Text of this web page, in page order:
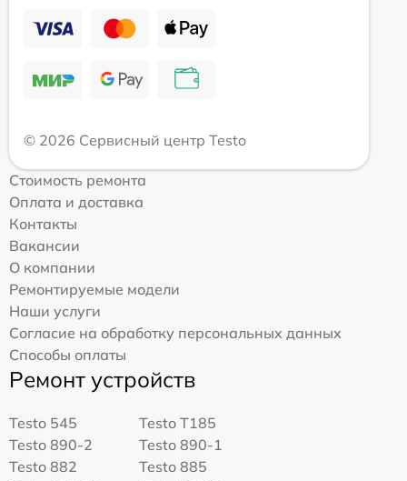
© 2026 Сервисный центр Testo
Стоимость ремонта
Оплата и доставка
Контакты
Вакансии
О компании
Ремонтируемые модели
Наши услуги
Согласие на обработку персональных данных
Способы оплаты
Ремонт устройств
Testo 545
Testo T185
Testo 890-2
Testo 890-1
Testo 882
Testo 885